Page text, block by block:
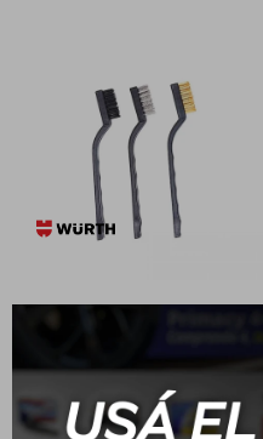
Wurth Cepillos De
99
Baterías
Repuestos